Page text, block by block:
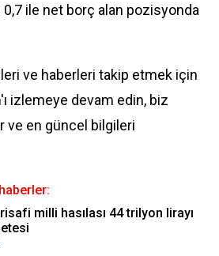
ile net borç alan pozisyonda
ve haberleri takip etmek için
izlemeye devam edin, biz
ve en güncel bilgileri
milli hasılası 44 trilyon lirayı